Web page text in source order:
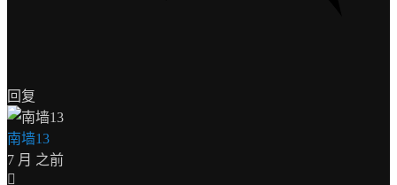
回复
南墙13
7 月 之前